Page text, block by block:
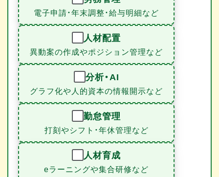
電子申請・年末調整・給与明細など
人材配置
異動案の作成やポジション管理など
分析・AI
グラフ化や人的資本の情報開示など
勤怠管理
打刻やシフト・年休管理など
人材育成
eラーニングや集合研修など